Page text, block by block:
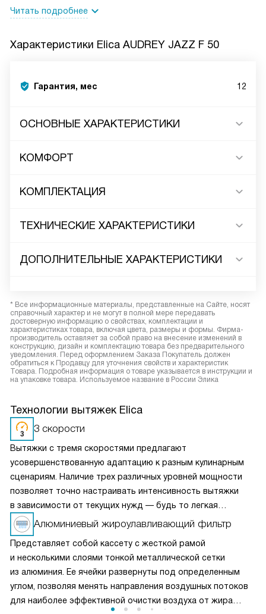
Читать подробнее
Характеристики Elica AUDREY JAZZ F 50
Гарантия, мес 12
ОСНОВНЫЕ ХАРАКТЕРИСТИКИ
КОМФОРТ
КОМПЛЕКТАЦИЯ
ТЕХНИЧЕСКИЕ ХАРАКТЕРИСТИКИ
ДОПОЛНИТЕЛЬНЫЕ ХАРАКТЕРИСТИКИ
* Все информационные материалы, представленные на Сайте, носят
справочный характер и не могут в полной мере передавать
достоверную информацию о свойствах, комплектации и
характеристиках товара, включая цвета, размеры и формы. Фирма-
производитель оставляет за собой право на внесение изменений в
конструкцию, дизайн и комплектацию товара без предварительного
уведомления. Перед оформлением Заказа Покупатель должен
обратиться к Продавцу для уточнения свойств и характеристик
Товара. Подробная информация о товаре указывается в инструкции и
на упаковке товара. Используемое название в России Элика
Технологии вытяжек Elica
3 скорости
Вытяжки с тремя скоростями предлагают
усовершенствованную адаптацию к разным кулинарным
сценариям. Наличие трех различных уровней мощности
позволяет точно настраивать интенсивность вытяжки
в зависимости от текущих нужд — будь то легкая
вентиляция при медленном приготовлении или мощное
удаление пара и запахов при интенсивной жарке. Это
делает вытяжку универсальным решением для любых
кулинарных задач и сохраняет воздух на кухне свежим
и чистым.
Алюминиевый жироулавливающий фильтр
Представляет собой кассету с жесткой рамой
и несколькими слоями тонкой металлической сетки
из алюминия. Ее ячейки развернуты под определенным
углом, позволяя менять направления воздушных потоков
для наиболее эффективной очистки воздуха от жира